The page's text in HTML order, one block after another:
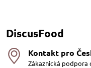
DiscusFood
Kontakt pro
Zákaznická podpora